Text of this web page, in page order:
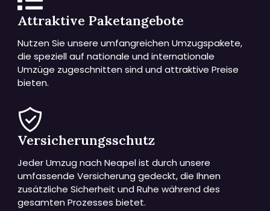
Attraktive Paketangebote
Nutzen Sie unsere umfangreichen Umzugspakete,
die speziell auf nationale und internationale
Umzüge zugeschnitten sind und attraktive Preise
bieten.
Versicherungsschutz
Jeder Umzug nach Neapel ist durch unsere
umfassende Versicherung gedeckt, die Ihnen
zusätzliche Sicherheit und Ruhe während des
gesamten Prozesses bietet.